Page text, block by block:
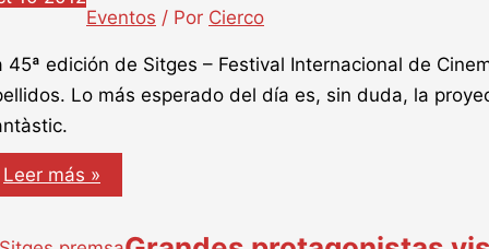
Eventos / Por Cierco
45ª edición de Sitges – Festival Internacional de
Lo más esperado del día es, sin duda, la
Sitges
2012:
Leer más »